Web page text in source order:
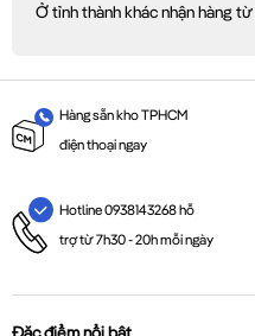
Ở tỉnh thành khác nhận hàng
Hàng sẵn kho TPHCM
điện thoại ngay
Hotline 0938143268 hỗ
trợ từ 7h30 - 20h mỗi ngày